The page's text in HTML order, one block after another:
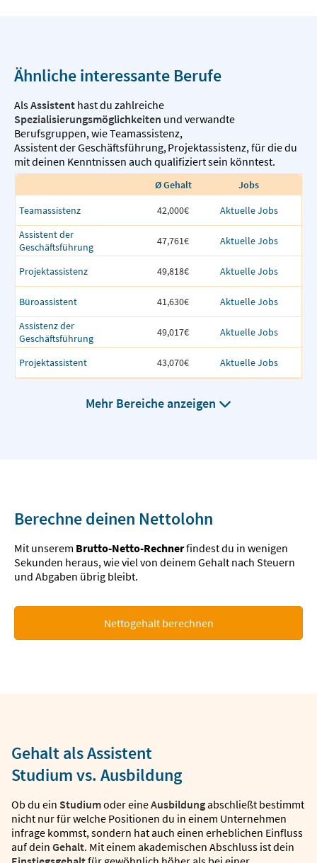
Ähnliche interessante Berufe
AlsAssistent hast du zahlreiche
Spezialisierungsmöglichkeiten und verwandte
Berufsgruppen, wieTeamassistenz,
Assistent der Geschäftsführung,Projektassistenz,für die du
mit deinen Kenntnissen auch qualifiziert sein könntest.
Ø Gehalt
Jobs
Teamassistenz
42,000€
Aktuelle Jobs
Assistent der
Geschäftsführung
47,761€ Aktuelle Jobs
Projektassistenz 49,818€ Aktuelle Jobs
Büroassistent 41,630€
Aktuelle Jobs
Assistenz der
Geschäftsführung
49,017€ Aktuelle Jobs
Projektassistent 43,070€ Aktuelle Jobs
Mehr Bereiche anzeigen
Berechne deinen Nettolohn
Mit unserem Brutto-Netto-Rechnerfindest du in wenigen
Sekunden heraus, wie viel von deinem Gehalt nach Steuern
und Abgaben übrig bleibt.
Nettogehalt berechnen
Gehalt als Assistent
Studium vs. Ausbildung
Ob du ein Studiumoder eineAusbildungabschließt bestimmt
nicht nur für welche Positionen du in einem Unternehmen
infrage kommst, sondern hat auch einen erheblichen Einfluss
auf dein Gehalt. Mit einem akademischen Abschluss ist dein